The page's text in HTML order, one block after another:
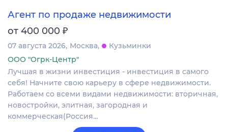
Агент по продаже недвижимости
от 400 000 ₽
07 августа 2026 Москва
Кузьминки
ООО "Огрк-Центр"
Лучшая в жизни инвестиция - инвестиция в самого
себя! Начните свою карьеру в сфере недвижимости.
Работаем со всеми видами недвижимости: вторичная,
новостройки, элитная, загородная и
коммерческая(Россия…